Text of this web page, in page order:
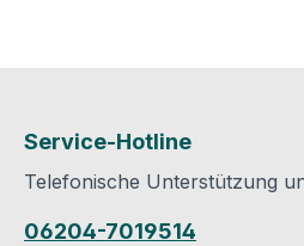
Service-Hotline
Telefonische Unterstützung
06204-7019514